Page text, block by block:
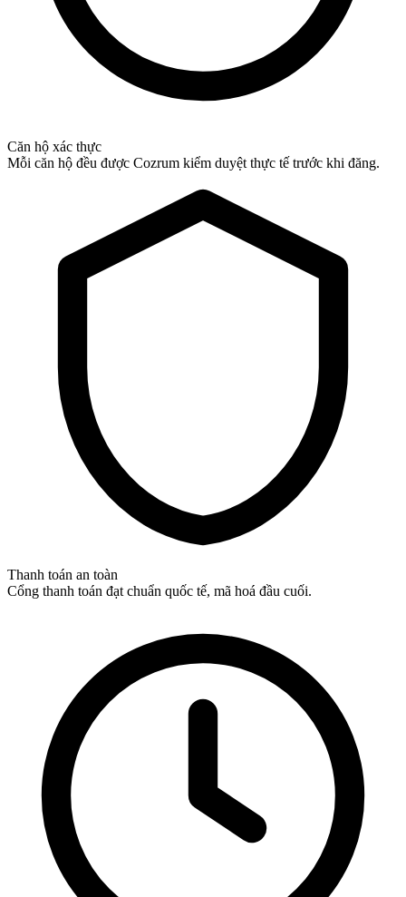
Căn hộ xác thực
Mỗi căn hộ đều được Cozrum kiểm duyệt thực tế trước khi đăng.
Thanh toán an toàn
Cổng thanh toán đạt chuẩn quốc tế, mã hoá đầu cuối.